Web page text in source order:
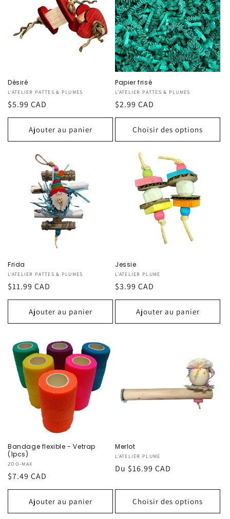
Désiré
Fournisseur :
L'ATELIER PATTES & PLUMES
Prix
habituel
$5.99 CAD
Ajouter au panier
Papier frisé
Fournisseur :
L'ATELIER PATTES & PLUMES
Prix
habituel
$2.99 CAD
Choisir des options
Frida
Fournisseur :
L'ATELIER PATTES & PLUMES
Prix
habituel
$11.99 CAD
Ajouter au panier
Jessie
Fournisseur :
L'ATELIER PLUME
Prix
habituel
$3.99 CAD
Ajouter au panier
Bandage flexible - Vetrap
(1pcs)
Fournisseur :
ZOO-MAX
Prix
habituel
$7.49 CAD
Ajouter au panier
Merlot
Fournisseur :
L'ATELIER PLUME
Prix
Du $16.99 CAD
Choisir des options